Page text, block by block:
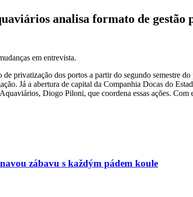
analisa formato de gestão
em entrevista.
privatização dos portos a partir do segundo semestre
Já a abertura de capital da Companhia Docas do
Diogo Piloni, que coordena essas ações.
zábavu s každým pádem koule